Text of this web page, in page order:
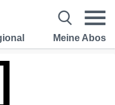
Meine Abos